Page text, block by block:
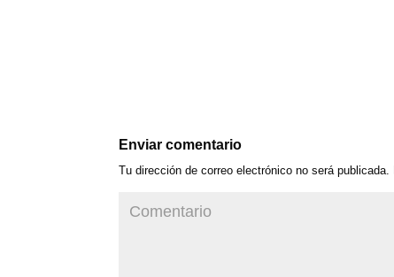
Enviar comentario
Tu dirección de correo electrónico no será publicada.